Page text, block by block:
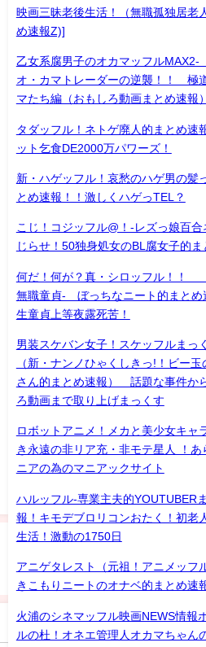
映画三昧老後生活！（無職孤独居老
め速報Z)]
乙女系腐男子のオカマッフルMAX2-
オ・カマトレーダーの逆襲！！ 極
マたち編（おもしろ動画まとめ速報）
タダッフル！ネトゲ廃人的まとめ速
ット乞食DE2000万パワーズ！
新・ハゲッフル！哀愁のハゲ男の髪
とめ速報！！激しくハゲっTEL？
こじ！コジッフル@！-レズっ娘百合
じらせ！50独身処女のBL腐女子的ま
何だ！何が？真・シロッフル！！
無職童貞- ぼっちなニート的まとめ
生童貞上等夜露死苦！
男装スケバン女子！スケッフルまっ
（新・ナンノひゃくしきっ!！ビー玉
さん的まとめ速報） 話題な事件か
ろ動画まで取り上げまっくす
ロボットアニメ！メカと美少女キャ
き永遠の非リア充・非モテ星人 ！あ
ニアの為のマニアックサイト
ハルッフル-専業主夫的YOUTUBER
報！キモデブロリコンおたく！初老
生活！激動の1750日
アニゲタレスト（元祖！アニメッ
きこもりニートのオナベ的まとめ速
火浦のシネマッフル映画NEWS情報
ルの杜！オネエ管理人オカマちゃん